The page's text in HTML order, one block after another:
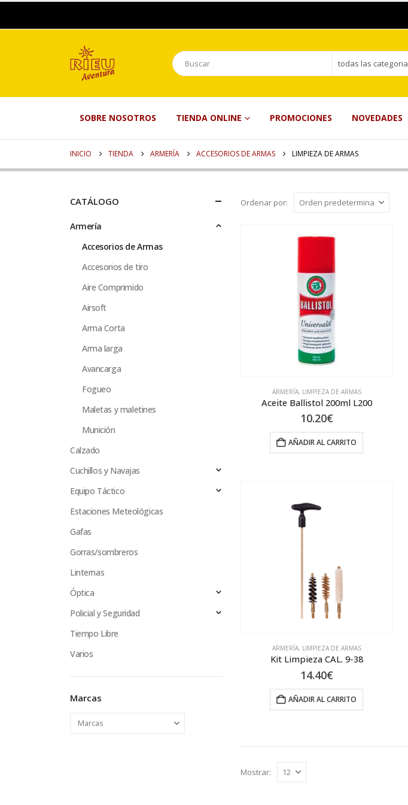
todas las categorias
SOBRE NOSOTROS TIENDA ONLINE PROMOCIONES NOVEDADES
INICIO TIENDA ARMERÍA ACCESORIOS DE ARMAS LIMPIEZA DE ARMAS
Ordenar por:
ARMERÍA, LIMPIEZA DE ARMAS
Aceite Ballistol 200ml L200
10.20€
AÑADIR AL CARRITO
ARMERÍA, LIMPIEZA DE ARMAS
Kit Limpieza CAL. 9-38
14.40€
AÑADIR AL CARRITO
Mostrar:
CATÁLOGO
Armería
Accesorios de Armas
Accesorios de tiro
Aire Comprimido
Airsoft
Arma Corta
Arma larga
Avancarga
Fogueo
Maletas y maletines
Munición
Calzado
Cuchillos y Navajas
Equipo Táctico
Estaciones Meteológicas
Gafas
Gorras/sombreros
Linternas
Óptica
Policial y Seguridad
Tiempo Libre
Varios
Marcas